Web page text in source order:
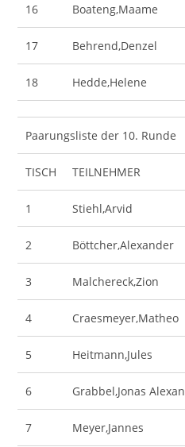
16 Boateng,Maame
17 Behrend,Denzel
18 Hedde,Helene
Paarungsliste der 10. Runde
TISCH TEILNEHMER
1 Stiehl,Arvid
2 Böttcher,Alexander
3 Malchereck,Zion
4 Craesmeyer,Matheo
5 Heitmann,Jules
6 Grabbel,Jonas Alexan
7 Meyer,Jannes